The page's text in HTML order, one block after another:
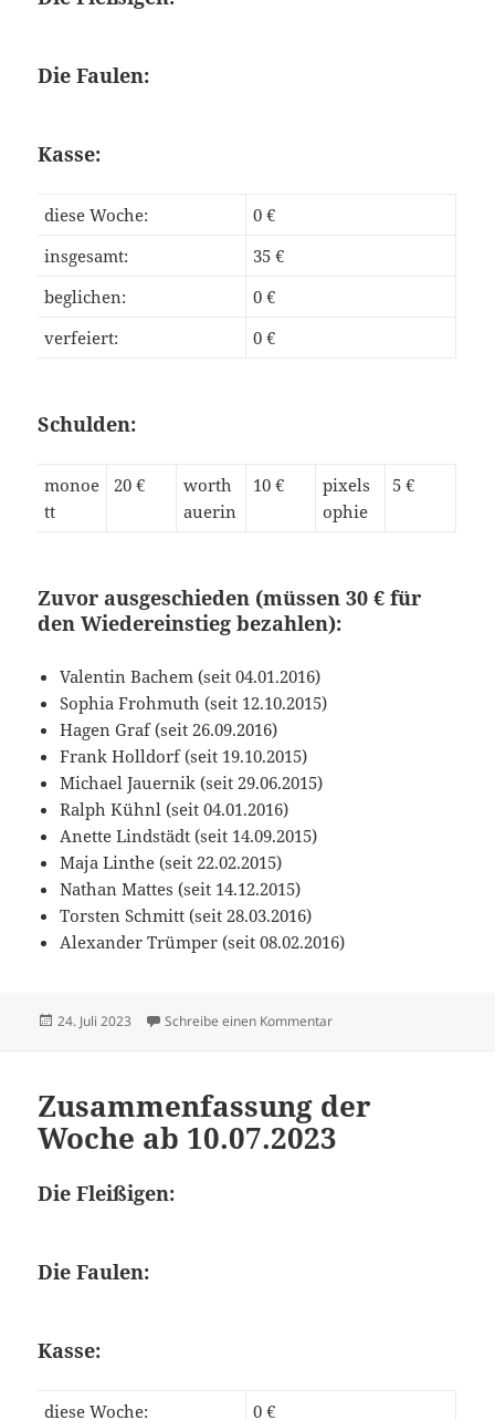
Die Faulen:
Kasse:
diese Woche:
0 €
insgesamt:
35 €
beglichen:
0 €
verfeiert:
0 €
Schulden:
monoe
tt
20 €
worth
auerin
10 €
pixels
ophie
5 €
Zuvor ausgeschieden (müssen 30 € für
den Wiedereinstieg bezahlen):
Valentin Bachem (seit 04.01.2016)
Sophia Frohmuth (seit 12.10.2015)
Hagen Graf (seit 26.09.2016)
Frank Holldorf (seit 19.10.2015)
Michael Jauernik (seit 29.06.2015)
Ralph Kühnl (seit 04.01.2016)
Anette Lindstädt (seit 14.09.2015)
Maja Linthe (seit 22.02.2015)
Nathan Mattes (seit 14.12.2015)
Torsten Schmitt (seit 28.03.2016)
Alexander Trümper (seit 08.02.2016)
Veröffentlicht
24. Juli 2023 Schreibe einen Kommentarzu Zusammenfassung
Zusammenfassung der
Woche ab 10.07.2023
Die Fleißigen:
Die Faulen:
Kasse:
diese Woche: 0 €